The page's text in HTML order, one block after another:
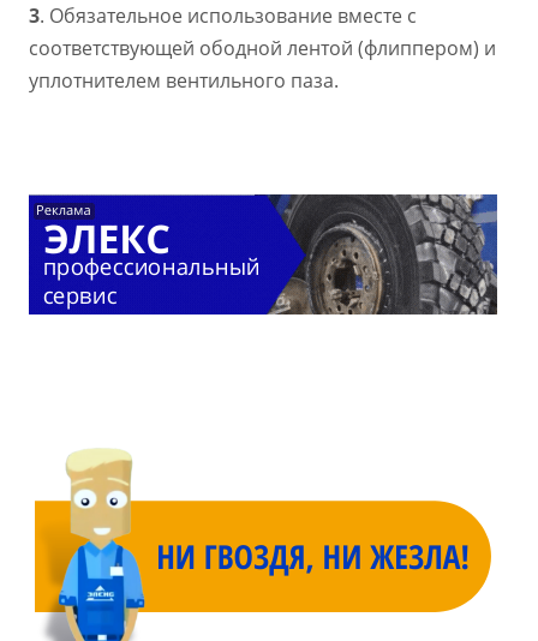
3. Обязательное использование вместе с
соответствующей ободной лентой (флиппером) и
уплотнителем вентильного паза.